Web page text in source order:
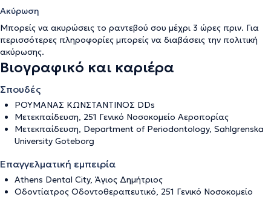
Ακύρωση
Μπορείς να ακυρώσεις το ραντεβού σου μέχρι 3 ώρες πριν. Για
περισσότερες πληροφορίες μπορείς να διαβάσεις την πολιτική
ακύρωσης.
Βιογραφικό και καριέρα
Σπουδές
ΡΟΥΜΑΝΑΣ ΚΩΝΣΤΑΝΤΙΝΟΣ DDs
Μετεκπαίδευση, 251 Γενικό Νοσοκομείο Αεροπορίας
Μετεκπαίδευση, Department of Periodontology, Sahlgrenska
University Goteborg
Επαγγελματική εμπειρία
Athens Dental City, Άγιος Δημήτριος
Οδοντίατρος Οδοντοθεραπευτικό, 251 Γενικό Νοσοκομείο